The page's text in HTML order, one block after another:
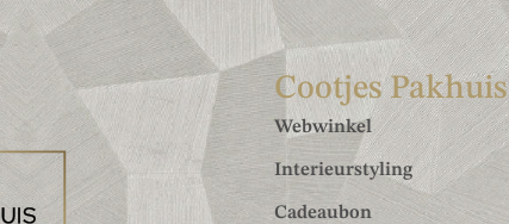
Cootjes Pakhuis
Webwinkel
Interieurstyling
Cadeaubon